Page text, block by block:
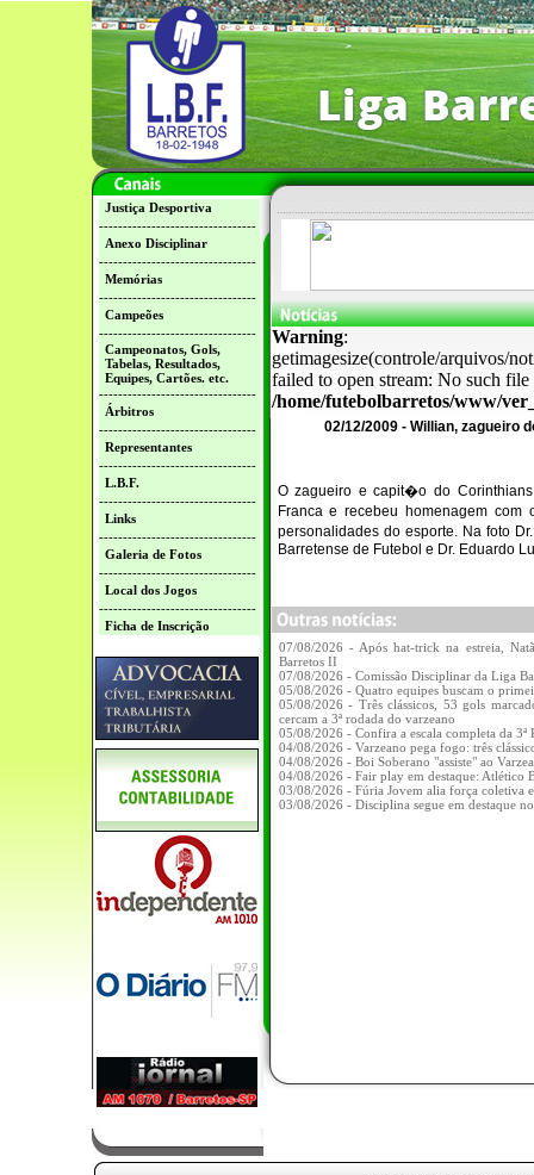
Justiça Desportiva
---------------------------------
Anexo Disciplinar
---------------------------------
Memórias
---------------------------------
Campeões
---------------------------------
Campeonatos, Gols,
Tabelas, Resultados,
Equipes, Cartões. etc.
---------------------------------
Árbitros
---------------------------------
Representantes
---------------------------------
L.B.F.
---------------------------------
Links
---------------------------------
Galeria de Fotos
---------------------------------
Local dos Jogos
---------------------------------
Ficha de Inscrição
Warning:
getimagesize(controle/arquivos/
failed to open stream: No such
/home/futebolbarretos/www/
02/12/2009 - Willian, zagueiro
O zagueiro e capit�o do
Franca e recebeu homenagem
personalidades do esporte. Na foto
Barretense de Futebol e Dr. Eduardo
07/08/2026 - Após hat-trick na estreia,
Barretos II
07/08/2026 - Comissão Disciplinar da Liga
05/08/2026 - Quatro equipes buscam o
05/08/2026 - Três clássicos, 53 gols
cercam a 3ª rodada do varzeano
05/08/2026 - Confira a escala completa da 3ª
04/08/2026 - Varzeano pega fogo: três
04/08/2026 - Boi Soberano "assiste" ao
04/08/2026 - Fair play em destaque: Atlético
03/08/2026 - Fúria Jovem alia força coletiva
03/08/2026 - Disciplina segue em destaque